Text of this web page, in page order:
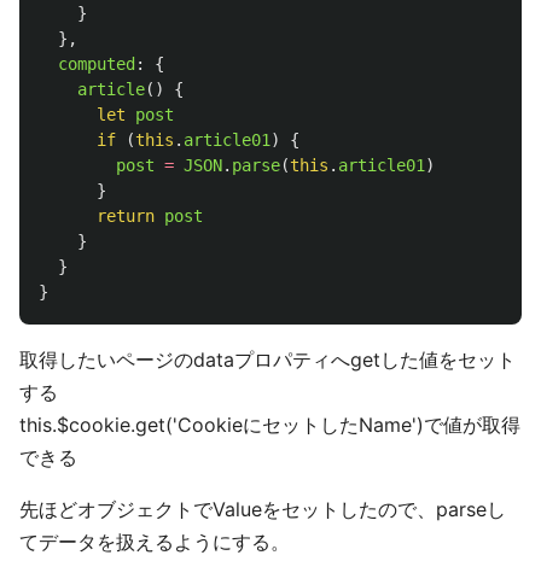
}
},
computed :
{
article()
{
let
post
if
(this . article01 )
{
post = JSON. parse(this . article01 )
}
return post
}
}
}
取得したいページのdataプロパティへgetした値をセット
する
this.$cookie.get('CookieにセットしたName')で値が取得
できる
先ほどオブジェクトでValueをセットしたので、parseし
てデータを扱えるようにする。